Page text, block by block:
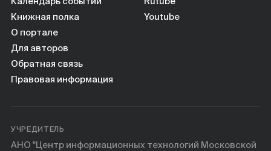
Книжная полка
О портале
Для авторов
Обратная связь
Правовая информация
Youtube
УЧРЕДИТЕЛЬ
АНО "Центр информационных технологий Московской